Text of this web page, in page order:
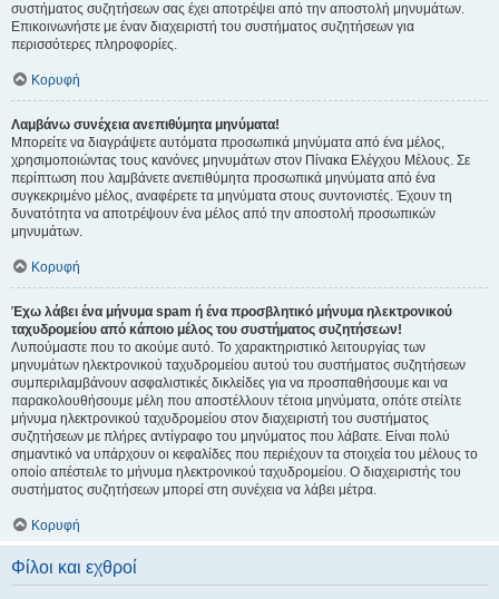
συστήματος συζητήσεων σας έχει αποτρέψει από την αποστολή μηνυμάτων.
Επικοινωνήστε με έναν διαχειριστή του συστήματος συζητήσεων για
περισσότερες πληροφορίες.
Κορυφή
Λαμβάνω συνέχεια ανεπιθύμητα μηνύματα!
Μπορείτε να διαγράψετε αυτόματα προσωπικά μηνύματα από ένα μέλος,
χρησιμοποιώντας τους κανόνες μηνυμάτων στον Πίνακα Ελέγχου Μέλους. Σε
περίπτωση που λαμβάνετε ανεπιθύμητα προσωπικά μηνύματα από ένα
συγκεκριμένο μέλος, αναφέρετε τα μηνύματα στους συντονιστές. Έχουν τη
δυνατότητα να αποτρέψουν ένα μέλος από την αποστολή προσωπικών
μηνυμάτων.
Κορυφή
Έχω λάβει ένα μήνυμα spam ή ένα προσβλητικό μήνυμα ηλεκτρονικού
ταχυδρομείου από κάποιο μέλος του συστήματος συζητήσεων!
Λυπούμαστε που το ακούμε αυτό. Το χαρακτηριστικό λειτουργίας των
μηνυμάτων ηλεκτρονικού ταχυδρομείου αυτού του συστήματος συζητήσεων
συμπεριλαμβάνουν ασφαλιστικές δικλείδες για να προσπαθήσουμε και να
παρακολουθήσουμε μέλη που αποστέλλουν τέτοια μηνύματα, οπότε στείλτε
μήνυμα ηλεκτρονικού ταχυδρομείου στον διαχειριστή του συστήματος
συζητήσεων με πλήρες αντίγραφο του μηνύματος που λάβατε. Είναι πολύ
σημαντικό να υπάρχουν οι κεφαλίδες που περιέχουν τα στοιχεία του μέλους το
οποίο απέστειλε το μήνυμα ηλεκτρονικού ταχυδρομείου. Ο διαχειριστής του
συστήματος συζητήσεων μπορεί στη συνέχεια να λάβει μέτρα.
Κορυφή
Φίλοι και εχθροί